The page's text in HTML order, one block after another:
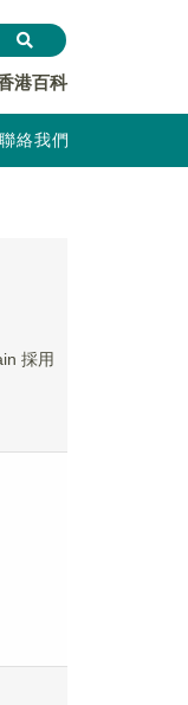
港百科
聯絡我們
採用